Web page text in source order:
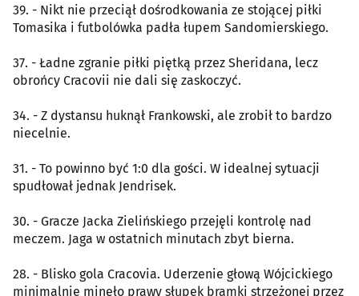
39. - Nikt nie przeciął dośrodkowania ze stojącej piłki
Tomasika i futbolówka padła łupem Sandomierskiego.
37. - Ładne zgranie piłki piętką przez Sheridana, lecz
obrońcy Cracovii nie dali się zaskoczyć.
34. - Z dystansu huknął Frankowski, ale zrobił to bardzo
niecelnie.
31. - To powinno być 1:0 dla gości. W idealnej sytuacji
spudłował jednak Jendrisek.
30. - Gracze Jacka Zielińskiego przejęli kontrolę nad
meczem. Jaga w ostatnich minutach zbyt bierna.
28. - Blisko gola Cracovia. Uderzenie głową Wójcickiego
minimalnie minęło prawy słupek bramki strzeżonej przez